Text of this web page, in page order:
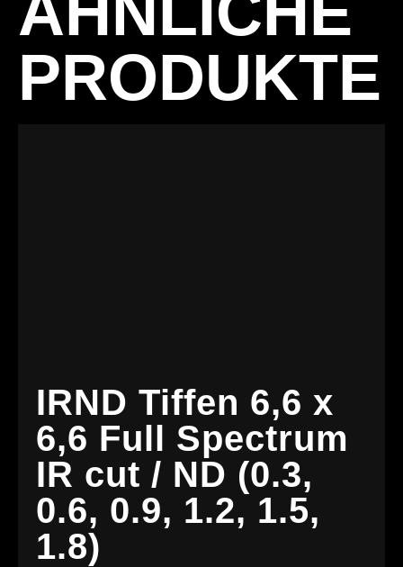
PRODUKTE
IRND Tiffen 6,6 x
6,6 Full Spectrum
IR cut / ND (0.3,
0.6, 0.9, 1.2, 1.5,
1.8)